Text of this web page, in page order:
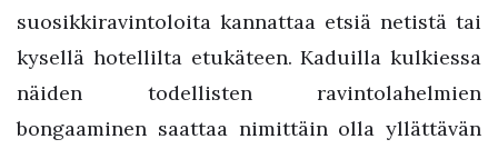
suosikkiravintoloita kannattaa etsiä netistä tai
kysellä hotellilta etukäteen. Kaduilla kulkiessa
näiden todellisten ravintolahelmien
bongaaminen saattaa nimittäin olla yllättävän